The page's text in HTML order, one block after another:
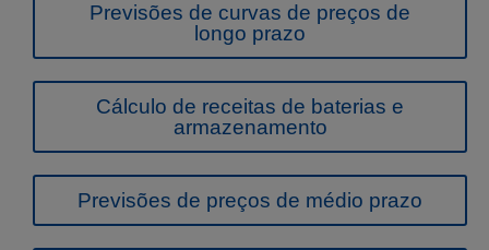
Previsões de curvas de preços de
longo prazo
Cálculo de receitas de baterias e
armazenamento
Previsões de preços de médio prazo